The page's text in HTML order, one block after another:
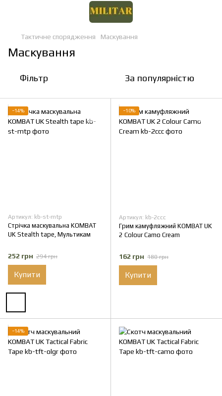
Тактичне спорядження Маскування
Маскування
Фільтр За популярністю
−14%
Артикул: kb-st-mtp
Стрічка маскувальна KOMBAT
UK Stealth tape, Мультикам
252 грн 294 грн
Купити
−10%
Артикул: kb-2ccc
Грим камуфляжний KOMBAT UK
2 Colour Camo Cream
162 грн 180 грн
Купити
−14%